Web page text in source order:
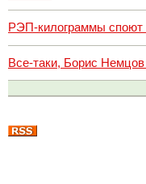
РЭП-килограммы споют
Все-таки, Борис